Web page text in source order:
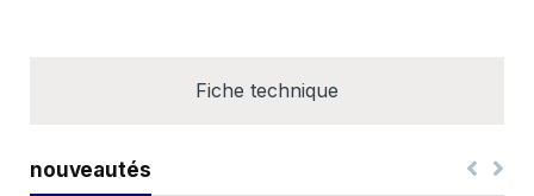
Fiche technique
nouveautés